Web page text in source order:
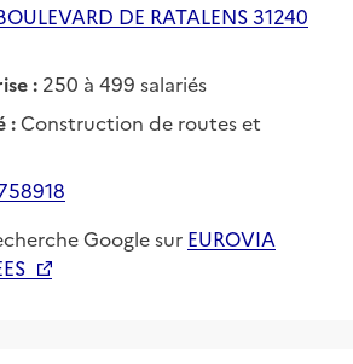
DE RATALENS 31240
: 250 à 499 salariés
: Construction de routes et
Google sur EUROVIA